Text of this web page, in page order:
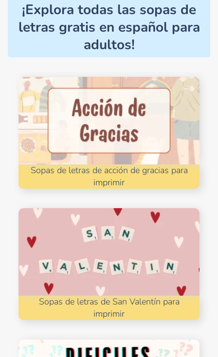
¡Explora todas las sopas de
letras gratis en español para
adultos!
Sopas de letras de acción de gracias para
imprimir
Sopas de letras de San Valentín para
imprimir